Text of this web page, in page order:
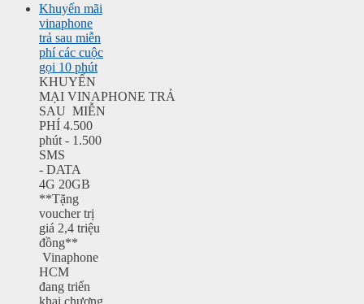
Khuyến mãi
vinaphone
trả sau miễn
phí các cuộc
gọi 10 phút
KHUYẾN
MẠI VINAPHONE TRẢ
SAU MIỄN
PHÍ 4.500
phút - 1.500
SMS
- DATA
4G 20GB
**Tặng
voucher trị
giá 2,4 triệu
đồng**
Vinaphone
HCM
đang triển
khai chương